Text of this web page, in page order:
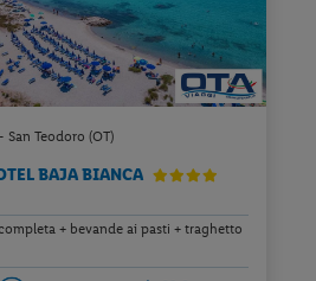
San Teodoro (OT)
BAJA BIANCA
+ bevande ai pasti + traghetto